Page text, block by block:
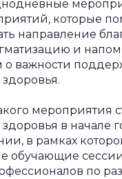
которые
направление
и
о важности
мероприятия
в начале
в рамках
обучающие
по